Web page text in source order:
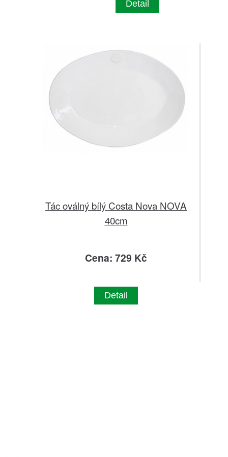
Detail
Tác oválný bílý Costa Nova NOVA
40cm
Cena: 729 Kč
Detail